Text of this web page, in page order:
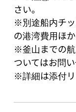
さい。
※別途船内チ
の港湾費用ほ
※釜山までの
ついてはお問
※詳細は添付リ